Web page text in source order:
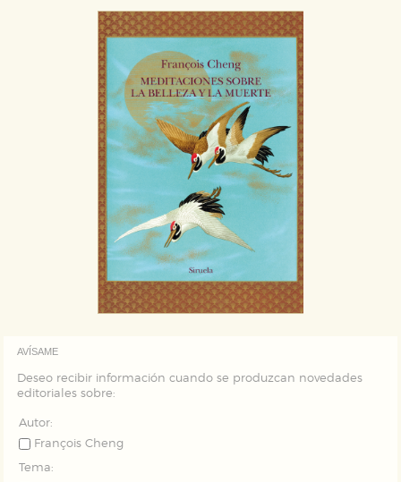
AVÍSAME
Deseo recibir información cuando se produzcan novedades
editoriales sobre:
Autor:
François Cheng
Tema:
servicios para que no tenga que reconfigurarlos cada
vez que nos visita. La información es agregada y, por lo
tanto, es anónima.
Cookies de publicidad y redes sociales
Estas cookies son gestionadas por nuestros socios
publicitarios y se utilizan para mostrar publicidad
relevante para sus intereses en otros sitios. No
almacenan directamente información personal sino
que se basan en la identificación única de su
navegador y dispositivo de internet.
GUARDAR CONFIGURACIÓN
Puede consultar nuestra política de cookies